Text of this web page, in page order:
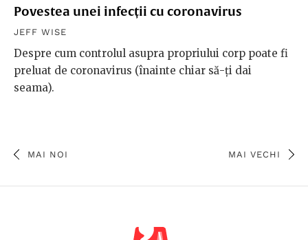
Povestea unei infecții cu coronavirus
JEFF WISE
Despre cum controlul asupra propriului corp poate fi
preluat de coronavirus (înainte chiar să-ți dai
seama).
MAI NOI MAI VECHI